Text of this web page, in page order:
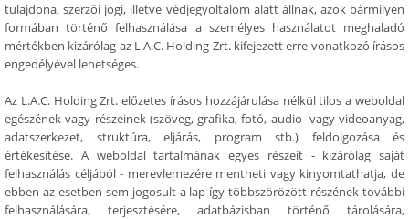
tulajdona, szerzői jogi, illetve védjegyoltalom alatt állnak, azok bármilyen
formában történő felhasználása a személyes használatot meghaladó
mértékben kizárólag az L.A.C. Holding Zrt. kifejezett erre vonatkozó írásos
engedélyével lehetséges.
Az L.A.C. Holding Zrt. előzetes írásos hozzájárulása nélkül tilos a weboldal
egészének vagy részeinek (szöveg, grafika, fotó, audio- vagy videoanyag,
adatszerkezet, struktúra, eljárás, program stb.) feldolgozása és
értékesítése. A weboldal tartalmának egyes részeit - kizárólag saját
felhasználás céljából - merevlemezére mentheti vagy kinyomtathatja, de
ebben az esetben sem jogosult a lap így többszörözött részének további
felhasználására, terjesztésére, adatbázisban történő tárolására,